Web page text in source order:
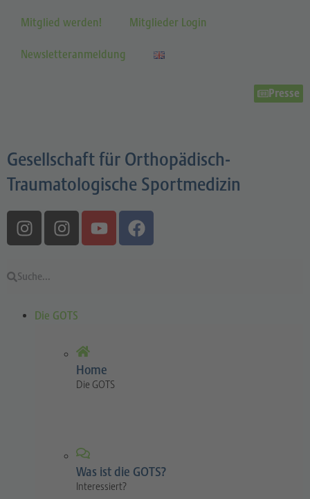
Mitglied werden! Mitglieder Login
Newsletteranmeldung
Presse
Gesellschaft für Orthopädisch-
Traumatologische Sportmedizin
Die GOTS
Home
Die GOTS
Was ist die GOTS?
Interessiert?